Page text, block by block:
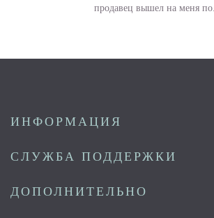
продавец вышел на меня по..
ИНФОРМАЦИЯ
СЛУЖБА ПОДДЕРЖКИ
ДОПОЛНИТЕЛЬНО